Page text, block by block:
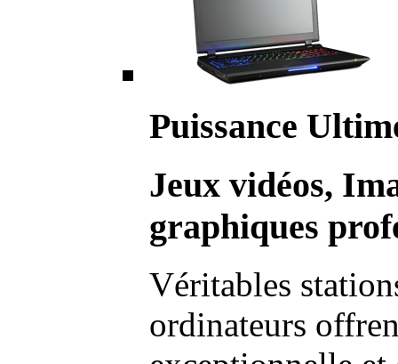
Puissance
Jeux vidéos,
graphiques
Véritables
ordinateurs